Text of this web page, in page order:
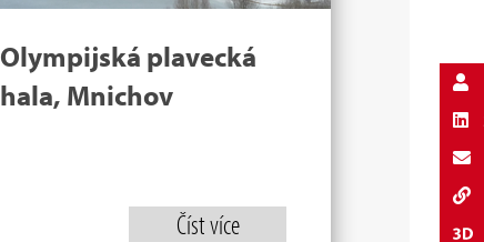
Olympijská plavecká
hala, Mnichov
Číst více